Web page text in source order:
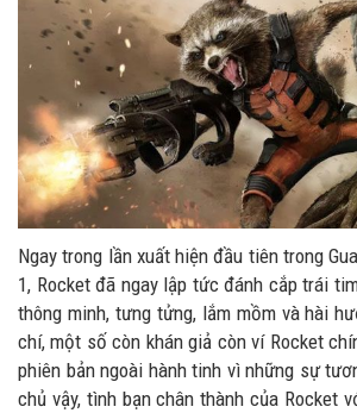
Ngay trong lần xuất hiện đầu tiên trong
1, Rocket đã ngay lập tức đánh cắp trái
thông minh, tưng tửng, lắm mồm và hài
chí, một số còn khán giả còn ví Rocket
phiên bản ngoài hành tinh vì những sự
chủ vậy, tình bạn chân thành của Rocket